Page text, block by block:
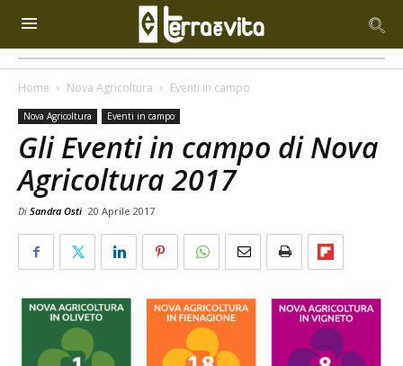
Home Nova Agricoltura Eventi in campo
Nova Agricoltura Eventi in campo
Gli Eventi in campo di Nova
Agricoltura 2017
Di Sandra Osti 20 Aprile 2017